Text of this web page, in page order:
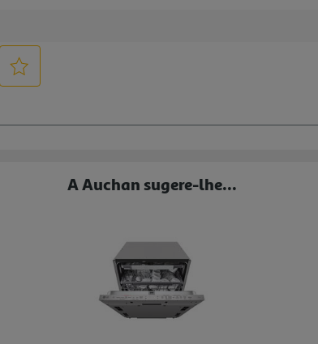
A Auchan sugere-lhe...